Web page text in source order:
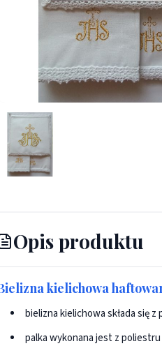
Bielizna kielichowa haftowana
Opis produktu
kielichowa
bielizna kielichowa składa się
palka wykonana jest z